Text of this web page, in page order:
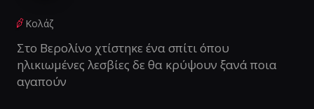
Κολάζ
Στο Βερολίνο χτίστηκε ένα σπίτι όπου
ηλικιωμένες λεσβίες δε θα κρύψουν ξανά ποια
αγαπούν